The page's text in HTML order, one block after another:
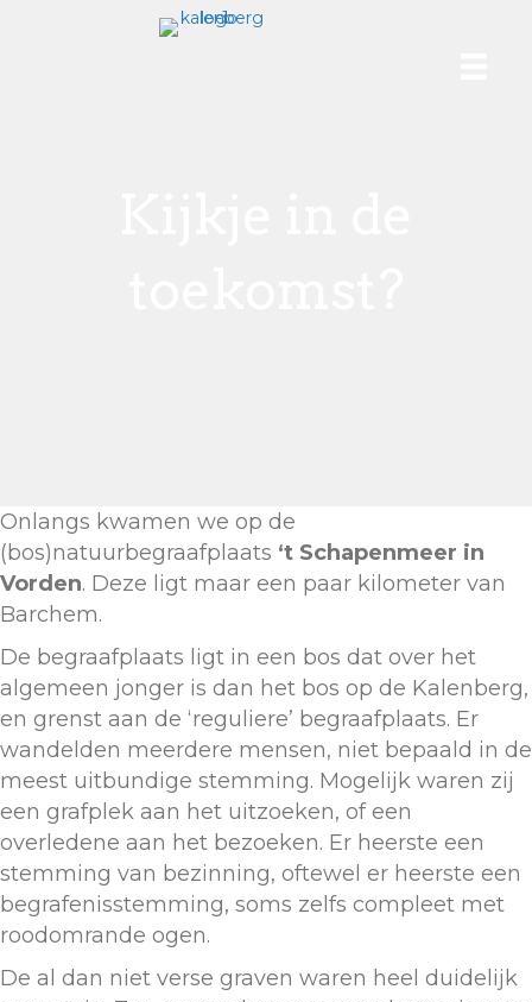
Onlangs kwamen we op de
(bos)natuurbegraafplaats ‘t Schapenmeer in
Vorden. Deze ligt maar een paar kilometer van
Barchem.
De begraafplaats ligt in een bos dat over het
algemeen jonger is dan het bos op de Kalenberg,
en grenst aan de ‘reguliere’ begraafplaats. Er
wandelden meerdere mensen, niet bepaald in de
meest uitbundige stemming. Mogelijk waren zij
een grafplek aan het uitzoeken, of een
overledene aan het bezoeken. Er heerste een
stemming van bezinning, oftewel er heerste een
begrafenisstemming, soms zelfs compleet met
roodomrande ogen.
De al dan niet verse graven waren heel duidelijk